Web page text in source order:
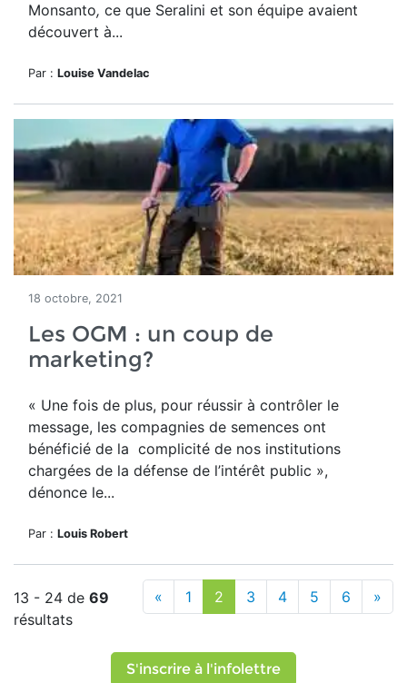
Monsanto, ce que Seralini et son équipe avaient
découvert à...
Par : Louise Vandelac
18 octobre, 2021
Les OGM : un coup de
marketing?
« Une fois de plus, pour réussir à contrôler le
message, les compagnies de semences ont
bénéficié de la complicité de nos institutions
chargées de la défense de l’intérêt public »,
dénonce le...
Par : Louis Robert
13 - 24 de 69
résultats
« 1 2 3 4 5 6 »
S'inscrire à l'infolettre